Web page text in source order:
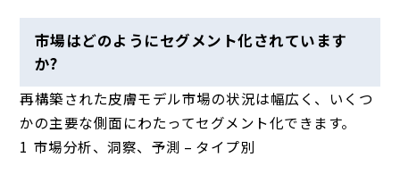
市場はどのようにセグメント化されています
か?
再構築された皮膚モデル市場の状況は幅広く、いくつ
かの主要な側面にわたってセグメント化できます。
市場分析、洞察、予測 – タイプ別